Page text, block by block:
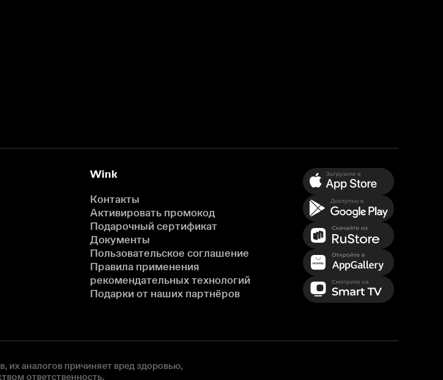
Wink
Контакты
Активировать промокод
Подарочный сертификат
Документы
Пользовательское соглашение
Правила применения
рекомендательных технологий
Подарки от наших партнёров
их аналогов причиняет вред здоровью,
ответственность.